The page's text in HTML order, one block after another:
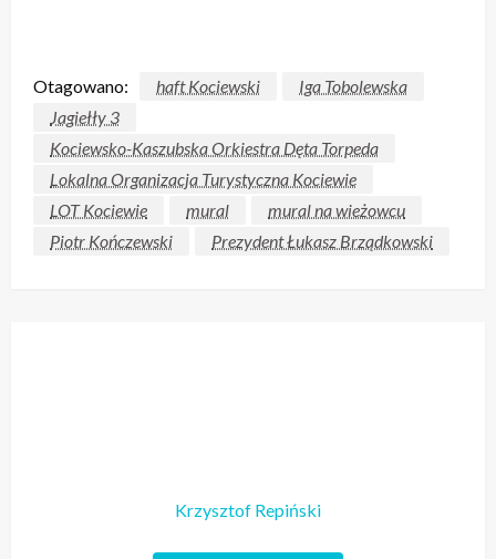
Otagowano: haft Kociewski
Iga Tobolewska
Jagiełły 3
Kociewsko-Kaszubska Orkiestra Dęta Torpeda
Lokalna Organizacja Turystyczna Kociewie
LOT Kociewie
mural
mural na wieżowcu
Piotr Kończewski
Prezydent Łukasz Brządkowski
Krzysztof Repiński